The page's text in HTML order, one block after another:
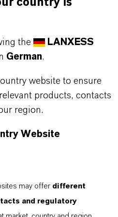
Produkte: Wir
Im Mittelpunkt
jedoch Sie: unsere
the
LANXESS
German.
website to ensure
products, contacts
region.
Website
may offer different
and regulatory